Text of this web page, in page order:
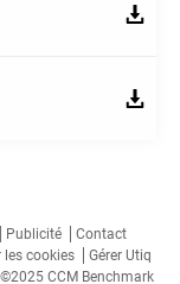
Publicité
Contact
les cookies
Gérer Utiq
©2025 CCM Benchmark